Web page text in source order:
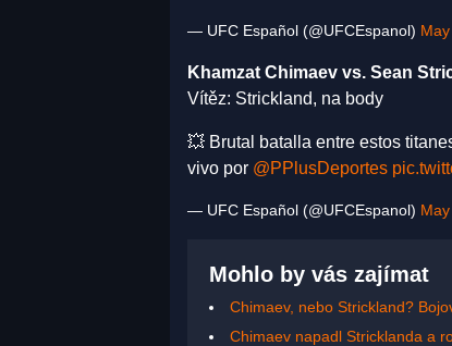
— UFC Español (@UFCEspanol)
Khamzat Chimaev vs. Sean
Vítěz: Strickland, na body
💥 Brutal batalla entre estos
vivo por @PPlusDeportes
— UFC Español (@UFCEspanol)
Mohlo by vás zajímat
Chimaev, nebo Strickland?
Chimaev napadl Stricklanda a